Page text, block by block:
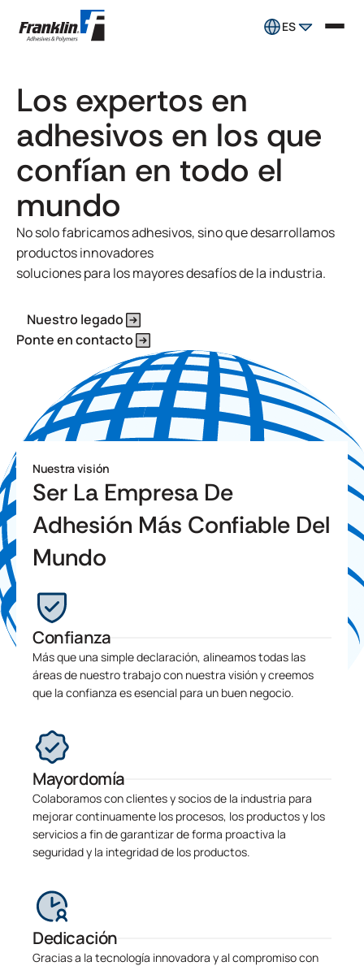
ES
Los expertos en
adhesivos en los que
confían en todo el
mundo
No solo fabricamos adhesivos, sino que desarrollamos
productos innovadores
soluciones para los mayores desafíos de la industria.
Nuestro legado
Ponte en contacto
Nuestra visión
Ser La Empresa De
Adhesión Más Confiable Del
Mundo
Confianza
Más que una simple declaración, alineamos todas las
áreas de nuestro trabajo con nuestra visión y creemos
que la confianza es esencial para un buen negocio.
Mayordomía
Colaboramos con clientes y socios de la industria para
mejorar continuamente los procesos, los productos y los
servicios a fin de garantizar de forma proactiva la
seguridad y la integridad de los productos.
Dedicación
Gracias a la tecnología innovadora y al compromiso con